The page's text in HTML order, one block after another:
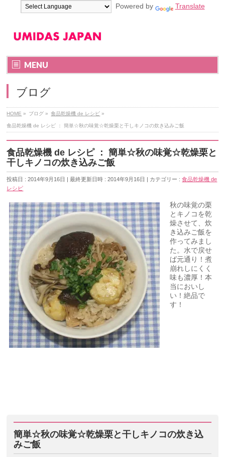
Powered by Translate
MENU
ブログ
HOME » ブログ » 食品乾燥機 de レシピ »
食品乾燥機 de レシピ ： 簡単☆秋の味覚☆乾燥栗と干しキノコの炊き込みご飯
食品乾燥機 de レシピ ： 簡単☆秋の味覚☆乾燥栗と
干しキノコの炊き込みご飯
投稿日 : 2014年9月16日 最終更新日時 : 2014年9月16日 カテゴリー :食品乾燥機 de
レシピ
秋の味覚の栗
とキノコを乾
燥させて、炊
き込みご飯を
作ってみまし
た。水で戻せ
ば元通り！煮
崩れしにくく
味も濃厚！本
当においし
い！絶品で
す！
簡単☆秋の味覚☆乾燥栗と干しキノコの炊き込
みご飯